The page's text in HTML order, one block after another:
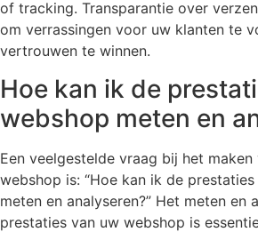
of tracking. Transparantie over
om verrassingen voor uw klanten te
vertrouwen te winnen.
Hoe kan ik de
webshop meten en
Een veelgestelde vraag bij het
webshop is: “Hoe kan ik de
meten en analyseren?” Het meten en
prestaties van uw webshop is